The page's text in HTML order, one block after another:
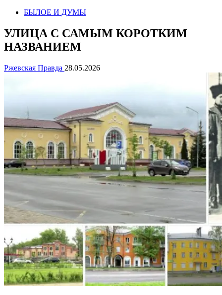
БЫЛОЕ И ДУМЫ
УЛИЦА С САМЫМ КОРОТКИМ
НАЗВАНИЕМ
Ржевская Правда 28.05.2026